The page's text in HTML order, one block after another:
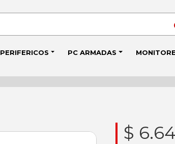
PERIFERICOS PC ARMADAS
$